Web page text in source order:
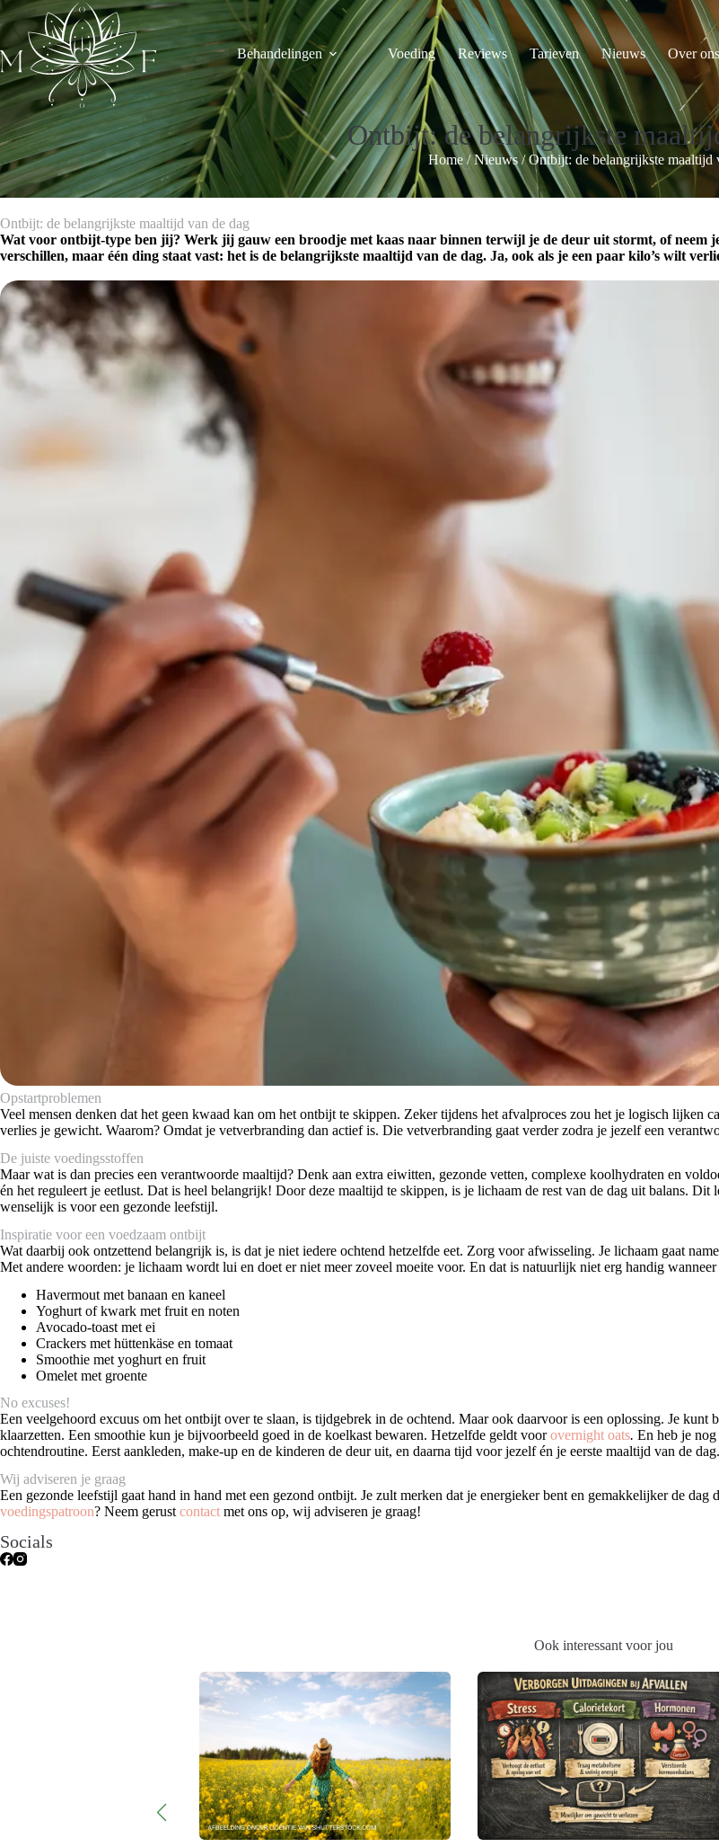
Ga
naar
inhoud
Behandelingen Voeding Reviews Tarieven Nieuws Over ons
Ontbijt: de belangrijkste
Home/Nieuws/Ontbijt: de belangrijkste maaltijd
Ontbijt: de belangrijkste maaltijd van de dag
Wat voor ontbijt-type ben jij? Werk jij gauw een broodje met kaas naar binnen terwijl je de deur uit stormt, of neem
verschillen, maar één ding staat vast: het is de belangrijkste maaltijd van de dag. Ja, ook als je een paar kilo’s wilt
Opstartproblemen
Veel mensen denken dat het geen kwaad kan om het ontbijt te skippen. Zeker tijdens het afvalproces zou het je logisch lijken
verlies je gewicht. Waarom? Omdat je vetverbranding dan actief is. Die vetverbranding gaat verder zodra je jezelf een
De juiste voedingsstoffen
Maar wat is dan precies een verantwoorde maaltijd? Denk aan extra eiwitten, gezonde vetten, complexe koolhydraten en
én het reguleert je eetlust. Dat is heel belangrijk! Door deze maaltijd te skippen, is je lichaam de rest van de dag uit balans.
wenselijk is voor een gezonde leefstijl.
Inspiratie voor een voedzaam ontbijt
Wat daarbij ook ontzettend belangrijk is, is dat je niet iedere ochtend hetzelfde eet. Zorg voor afwisseling. Je lichaam gaat
Met andere woorden: je lichaam wordt lui en doet er niet meer zoveel moeite voor. En dat is natuurlijk niet erg handig
Havermout met banaan en kaneel
Yoghurt of kwark met fruit en noten
Avocado-toast met ei
Crackers met hüttenkäse en tomaat
Smoothie met yoghurt en fruit
Omelet met groente
No excuses!
Een veelgehoord excuus om het ontbijt over te slaan, is tijdgebrek in de ochtend. Maar ook daarvoor is een oplossing. Je
klaarzetten. Een smoothie kun je bijvoorbeeld goed in de koelkast bewaren. Hetzelfde geldt voorovernight oats. En heb je nog
ochtendroutine. Eerst aankleden, make-up en de kinderen de deur uit, en daarna tijd voor jezelf én je eerste maaltijd van de dag.
Wij adviseren je graag
Een gezonde leefstijl gaat hand in hand met een gezond ontbijt. Je zult merken dat je energieker bent en gemakkelijker de
voedingspatroon? Neem gerust contact met ons op, wij adviseren je graag!
Socials
Ook interessant voor jou